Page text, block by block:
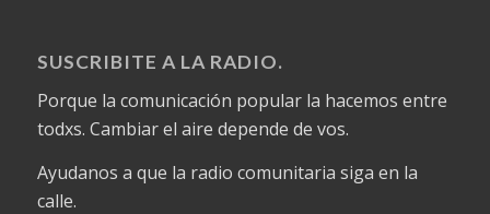
SUSCRIBITE A LA RADIO.
Porque la comunicación popular la hacemos entre
todxs. Cambiar el aire depende de vos.
Ayudanos a que la radio comunitaria siga en la
calle.